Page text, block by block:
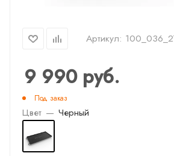
Артикул:
9 990руб.
Под заказ
Цвет — Черный